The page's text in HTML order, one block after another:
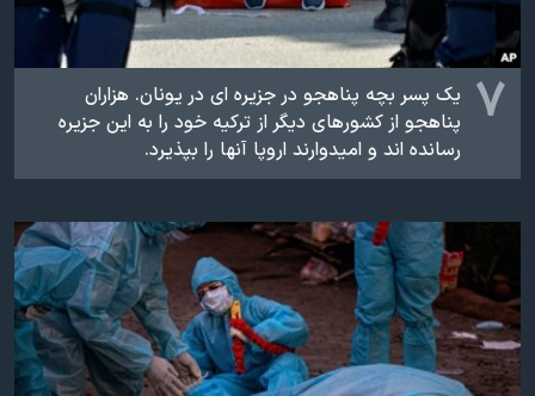
۷ یک پسر بچه پناهجو در جزیره ای در یونان. هزاران
پناهجو از کشورهای دیگر از ترکیه خود را به این جزیره
رسانده اند و امیدوارند اروپا آنها را بپذیرد.